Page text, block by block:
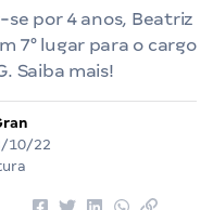
por 4 anos, Beatriz
7° lugar para o cargo
Saiba mais!
10/22